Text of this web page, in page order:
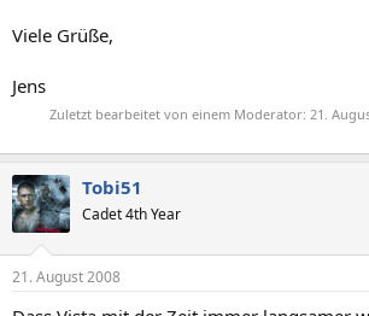
Viele Grüße,
Jens
Zuletzt bearbeitet von einem Moderator: 21.
Tobi51
Cadet 4th Year
21. August 2008